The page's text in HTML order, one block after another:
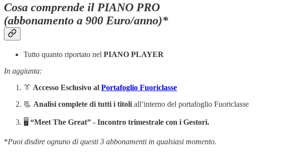
Cosa comprende il PIANO PRO
(abbonamento a 900 Euro/anno)*
Tutto quanto riportato nel PIANO PLAYER
In aggiunta:
👔 Accesso Esclusivo al Portafoglio Fuoriclasse
📃 Analisi complete di tutti i titoli all’interno del portafoglio Fuoriclasse
🖥️ “Meet The Great” - Incontro trimestrale con i Gestori.
*Puoi disdire ognuno di questi 3 abbonamenti in qualsiasi momento.